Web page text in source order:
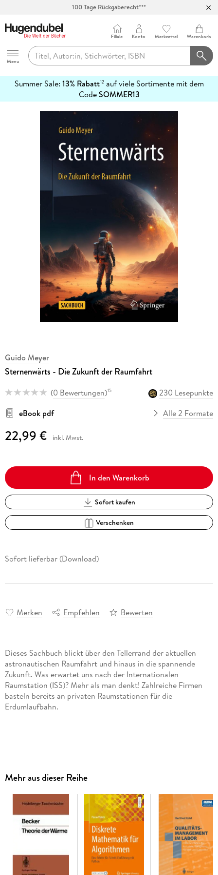
100 Tage Rückgaberecht***
Hugendubel
Menu
Filiale Konto Merkzettel Warenkorb
Summer Sale: 13% Rabatt12auf viele Sortimente mit dem
CodeSOMMER13
erfahren
Guido Meyer
Sternenwärts - Die Zukunft der Raumfahrt
(0 Bewertungen)15
230 Lesepunkte
eBook pdf
Alle 2 Formate
22,99 € inkl. Mwst.
In den Warenkorb
Sofort kaufen
Verschenken
Sofort lieferbar (Download)
Merken Empfehlen Bewerten
Dieses Sachbuch blickt über den Tellerrand der aktuellen
astronautischen Raumfahrt und hinaus in die spannende
Zukunft. Was erwartet uns nach der Internationalen
Raumstation (ISS)? Mehr als man denkt! Zahlreiche Firmen
basteln bereits an privaten Raumstationen für die
Erdumlaufbahn.
Transportmittel für diese neuen Raumstationen befinden sich
ebenfalls in den Startlöchern. Dabei spielen auch
aufstrebende Raumfahrtnationen wie China und Indien eine
immer bedeutendere Rolle.
Die Pläne für die nächsten Mondmissionen nehmen konkrete
Formen an: NASA und SpaceX haben das Ziel, den Mond mit
Mehr aus dieser Reihe